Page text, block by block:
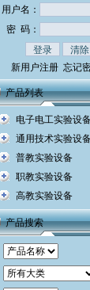
用户名：
密 码：
新用户注册 忘记
产品列表
电子电工实验设
通用技术实验设
普教实验设备
职教实验设备
高教实验设备
产品搜索